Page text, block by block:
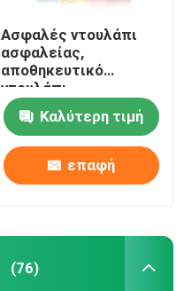
Ασφαλές ντουλάπι
ασφαλείας,
αποθηκευτικό
ντουλάπι
εργαστηρίου
εξαερισμού
Καλύτερη τιμή
επαφή
(76)